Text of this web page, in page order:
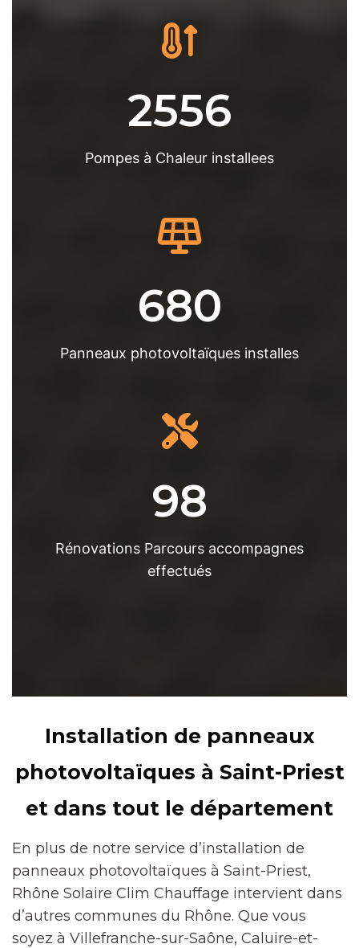
2556
Pompes à Chaleur installees
680
Panneaux photovoltaïques installes
98
Rénovations Parcours accompagnes
effectués
Installation de panneaux
photovoltaïques à Saint-Priest
et dans tout le département
En plus de notre service d’installation de
panneaux photovoltaïques à Saint-Priest,
Rhône Solaire Clim Chauffage intervient dans
d’autres communes du Rhône. Que vous
soyez à Villefranche-sur-Saône, Caluire-et-